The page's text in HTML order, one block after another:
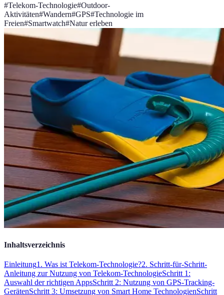
#Telekom-Technologie#Outdoor-
Aktivitäten#Wandern#GPS#Technologie im
Freien#Smartwatch#Natur erleben
Inhaltsverzeichnis
Einleitung1. Was ist Telekom-Technologie?2. Schritt-für-Schritt-
Anleitung zur Nutzung von Telekom-TechnologieSchritt 1:
Auswahl der richtigen AppsSchritt 2: Nutzung von GPS-Tracking-
GerätenSchritt 3: Umsetzung von Smart Home TechnologienSchritt